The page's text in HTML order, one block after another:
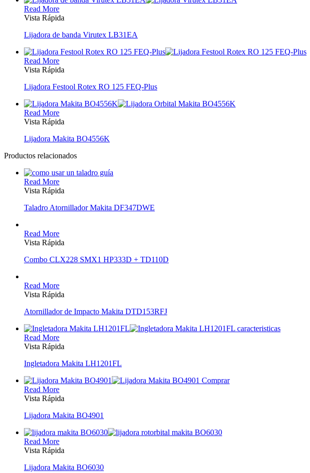
Read More
Vista Rápida
Lijadora de banda Virutex LB31EA
Read More
Vista Rápida
Lijadora Festool Rotex RO 125 FEQ-Plus
Read More
Vista Rápida
Lijadora Makita BO4556K
Productos relacionados
Read More
Vista Rápida
Taladro Atornillador Makita DF347DWE
Read More
Vista Rápida
Combo CLX228 SMX1 HP333D + TD110D
Read More
Vista Rápida
Atornillador de Impacto Makita DTD153RFJ
Read More
Vista Rápida
Ingletadora Makita LH1201FL
Read More
Vista Rápida
Lijadora Makita BO4901
Read More
Vista Rápida
Lijadora Makita BO6030